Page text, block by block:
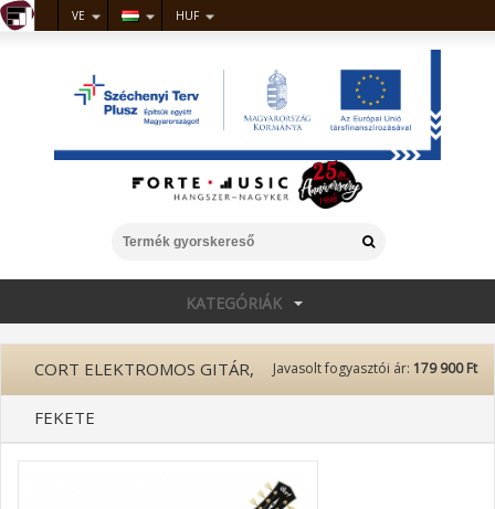
VE HUF
KATEGÓRIÁK
Javasolt fogyasztói ár: 179 900 Ft
CORT ELEKTROMOS GITÁR,
FEKETE